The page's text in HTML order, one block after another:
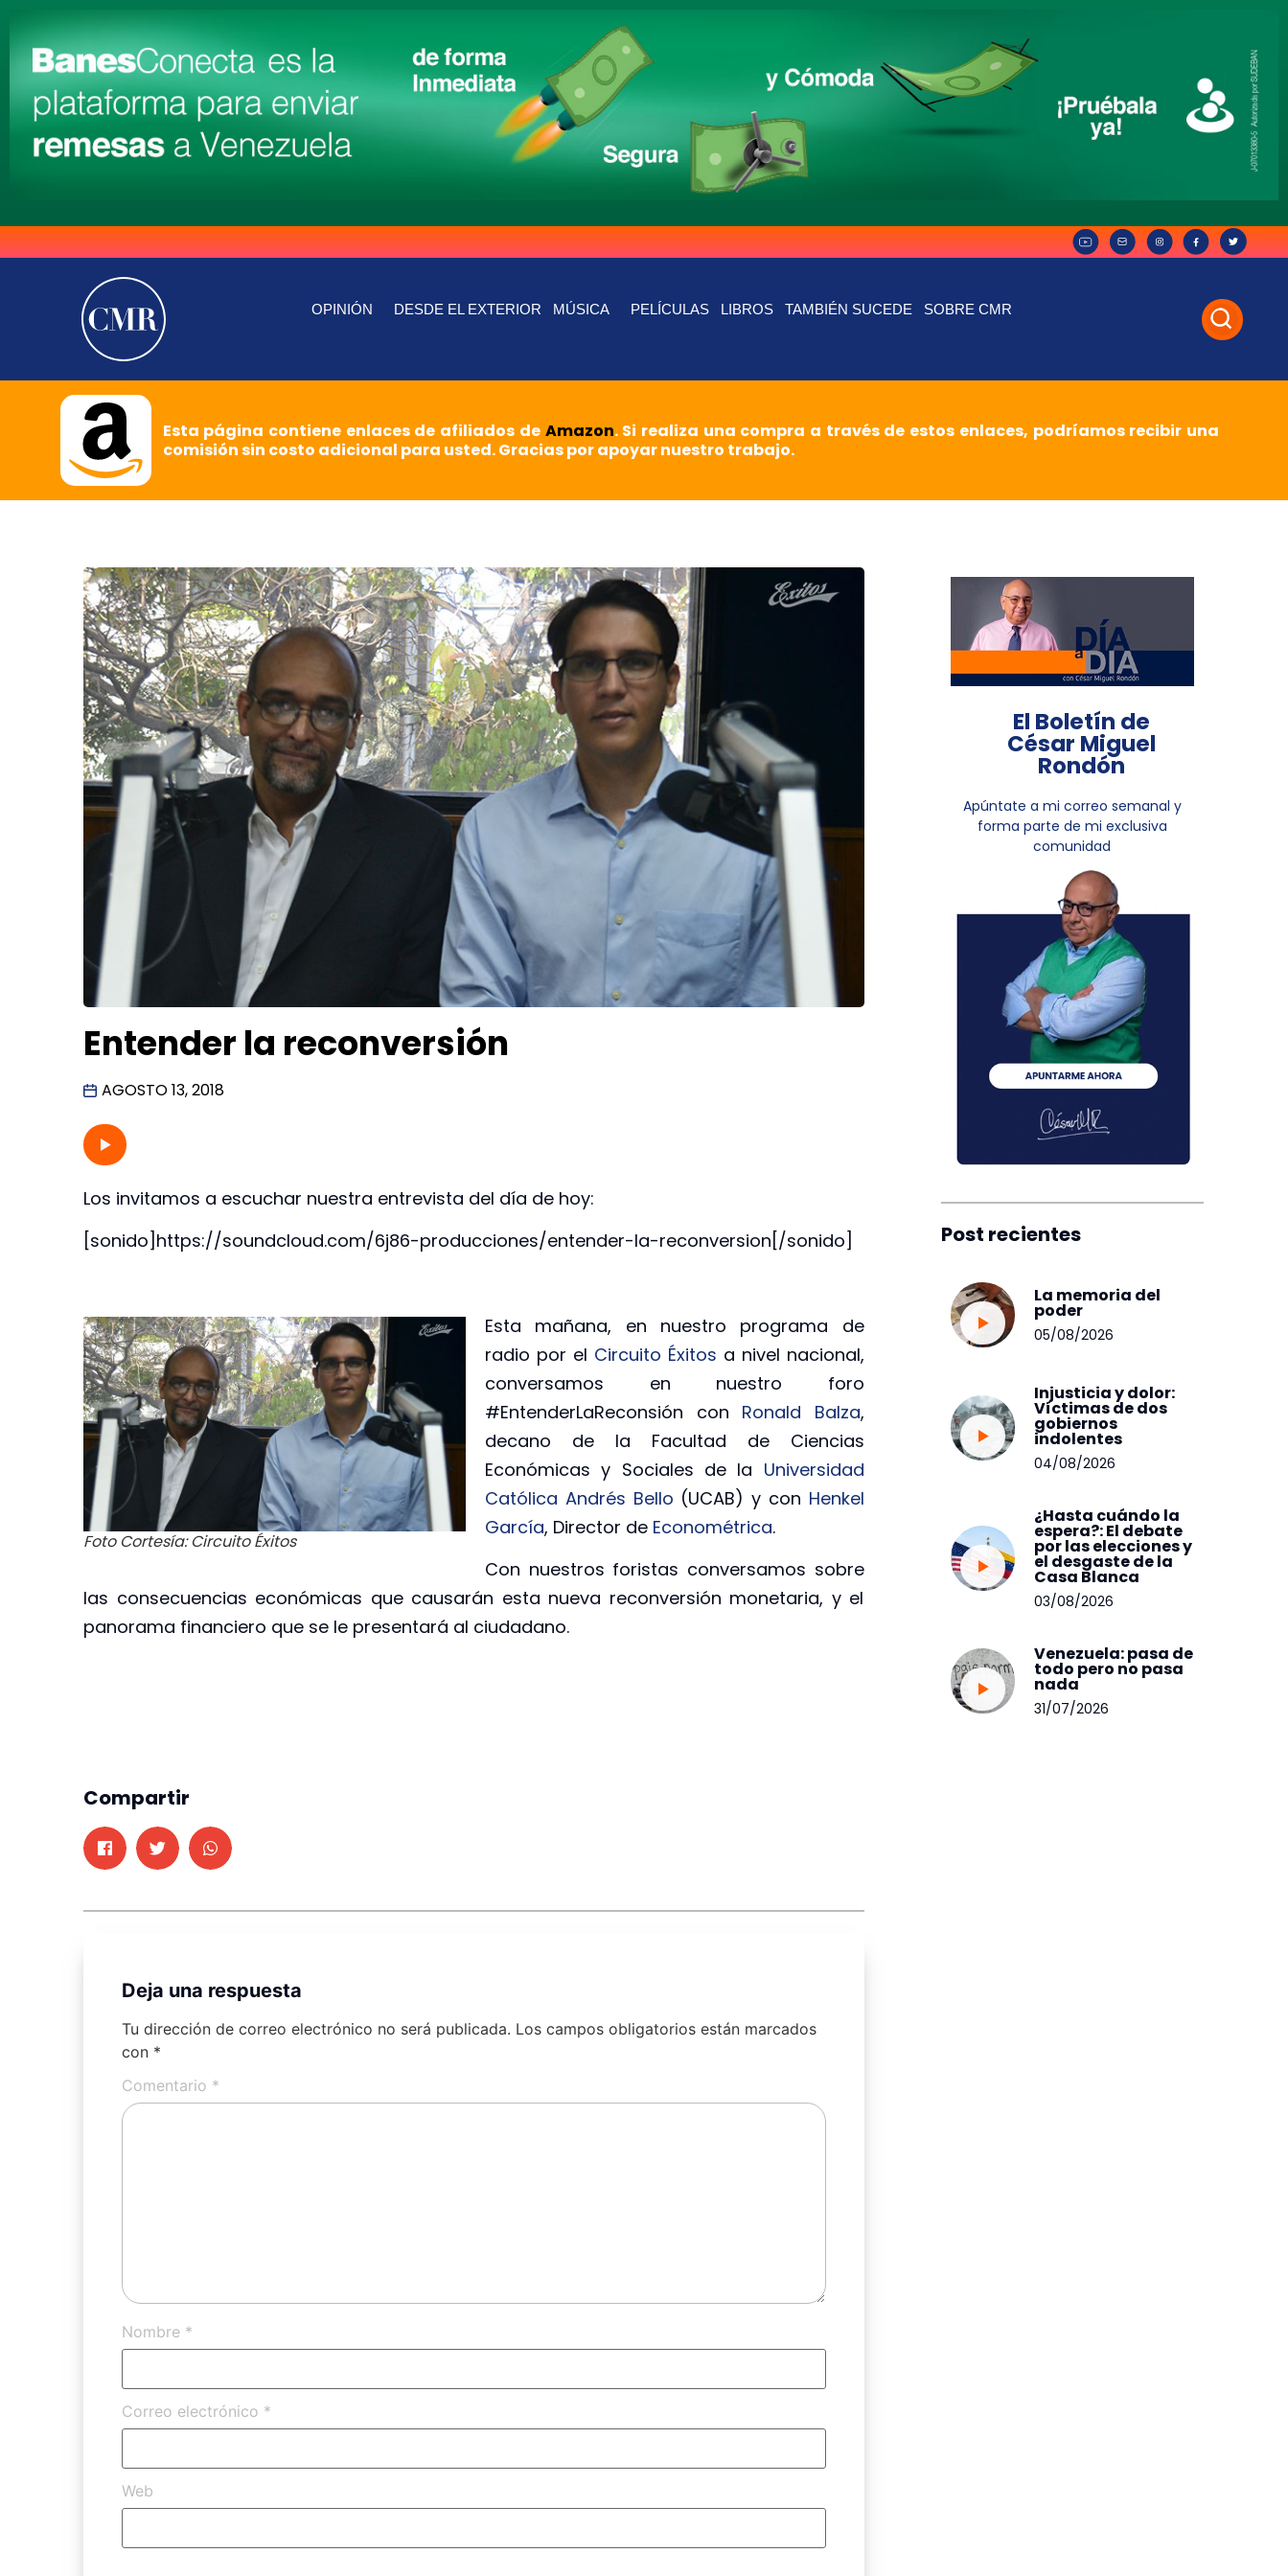
OPINIÓN DESDE EL EXTERIOR MÚSICA PELÍCULAS LIBROS TAMBIÉN SUCEDE SOBRE CMR
Esta página contiene enlaces de afiliados de Amazon. Si realiza una compra a través de estos enlaces, podríamos recibir una
comisión sin costo adicional para usted. Gracias por apoyar nuestro trabajo.
Entender la reconversión
AGOSTO 13, 2018
Los invitamos a escuchar nuestra entrevista del día de hoy:
[sonido]https://soundcloud.com/6j86-producciones/entender-la-reconversion[/sonido]
Foto Cortesía: Circuito Éxitos
Esta mañana, en nuestro programa de
radio por el Circuito Éxitos a nivel nacional,
conversamos en nuestro foro
#EntenderLaReconsión con Ronald Balza,
decano de la Facultad de Ciencias
Económicas y Sociales de la Universidad
Católica Andrés Bello (UCAB) y con Henkel
García, Director de Econométrica.
Con nuestros foristas conversamos sobre
las consecuencias económicas que causarán esta nueva reconversión monetaria, y el
panorama financiero que se le presentará al ciudadano.
Compartir
Deja una respuesta
Tu dirección de correo electrónico no será publicada. Los campos obligatorios están marcados
con *
Comentario *
Nombre *
Correo electrónico *
Web
El Boletín de
César Miguel
Rondón
Apúntate a mi correo semanal y
forma parte de mi exclusiva
comunidad
Post recientes
La memoria del
poder
05/08/2026
Injusticia y dolor:
Víctimas de dos
gobiernos
indolentes
04/08/2026
¿Hasta cuándo la
espera?: El debate
por las elecciones y
el desgaste de la
Casa Blanca
03/08/2026
Venezuela: pasa de
todo pero no pasa
nada
31/07/2026